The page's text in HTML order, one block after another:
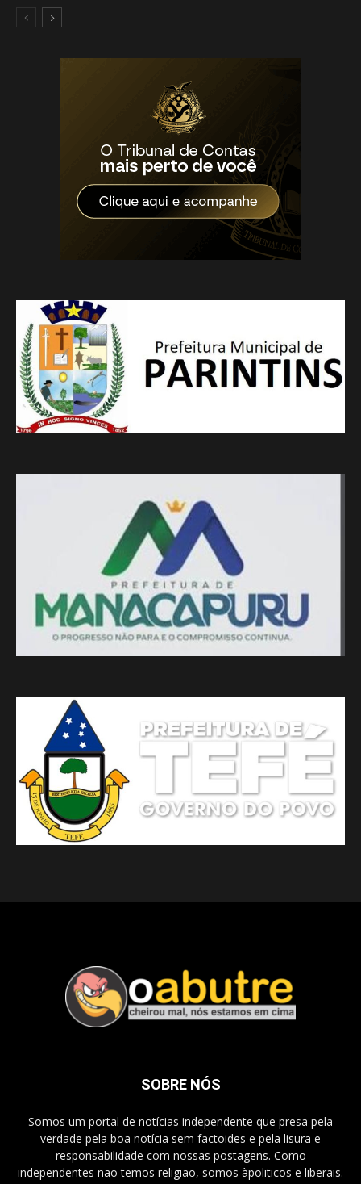
SOBRE NÓS
Somos um portal de notícias independente que presa pela
verdade pela boa notícia sem factoides e pela lisura e
responsabilidade com nossas postagens. Como
independentes não temos religião, somos àpoliticos e liberais.